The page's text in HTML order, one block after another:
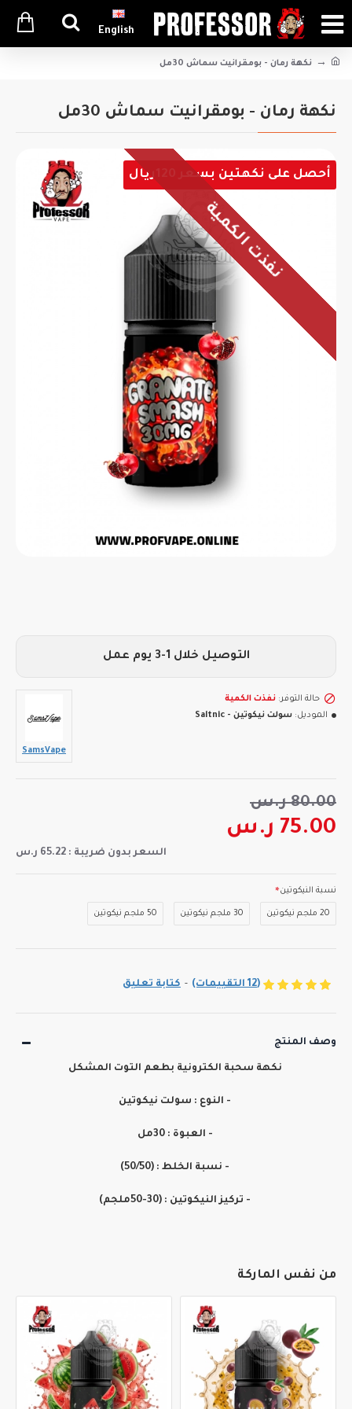
English
نكهة رمان - بومقرانيت سماش 30مل
نكهة رمان - بومقرانيت سماش 30مل
أحصل على نكهتين بسعر 120ريال
نفذت الكمية
(12 التقييمات) - كتابة تعليق
75.00 ر.س
80.00 ر.س
السعر بدون ضريبة : 65.22 ر.س
حالة التوفر: نفذت الكمية
الموديل: سولت نيكوتين - Saltnic
SamsVape
نسبة النيكوتين
20 ملجم نيكوتين 30 ملجم نيكوتين 50 ملجم نيكوتين
التوصيل خلال 1-3 يوم عمل
وصف المنتج
نكهة سحبة الكترونية بطعم التوت المشكل
- النوع : سولت نيكوتين
- العبوة : 30مل
- نسبة الخلط : (50/50)
- تركيز النيكوتين : (30-50ملجم)
من نفس الماركة